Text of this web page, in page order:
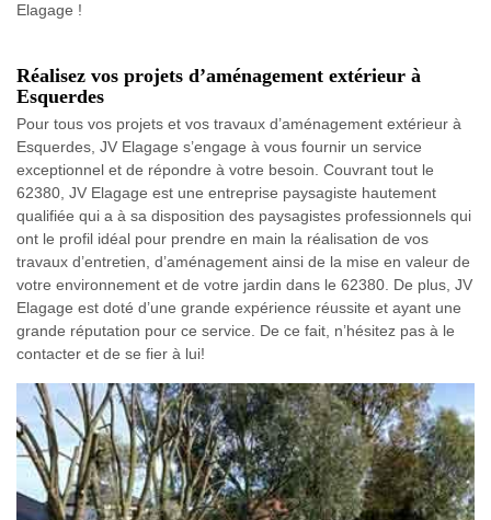
Elagage !
Réalisez vos projets d’aménagement extérieur à
Esquerdes
Pour tous vos projets et vos travaux d’aménagement extérieur à
Esquerdes, JV Elagage s’engage à vous fournir un service
exceptionnel et de répondre à votre besoin. Couvrant tout le
62380, JV Elagage est une entreprise paysagiste hautement
qualifiée qui a à sa disposition des paysagistes professionnels qui
ont le profil idéal pour prendre en main la réalisation de vos
travaux d’entretien, d’aménagement ainsi de la mise en valeur de
votre environnement et de votre jardin dans le 62380. De plus, JV
Elagage est doté d’une grande expérience réussite et ayant une
grande réputation pour ce service. De ce fait, n’hésitez pas à le
contacter et de se fier à lui!